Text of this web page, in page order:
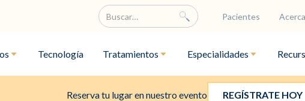
Pacientes
Tecnología Tratamientos Especialidades
Reserva tu lugar en nuestro evento REGÍSTRATE HOY